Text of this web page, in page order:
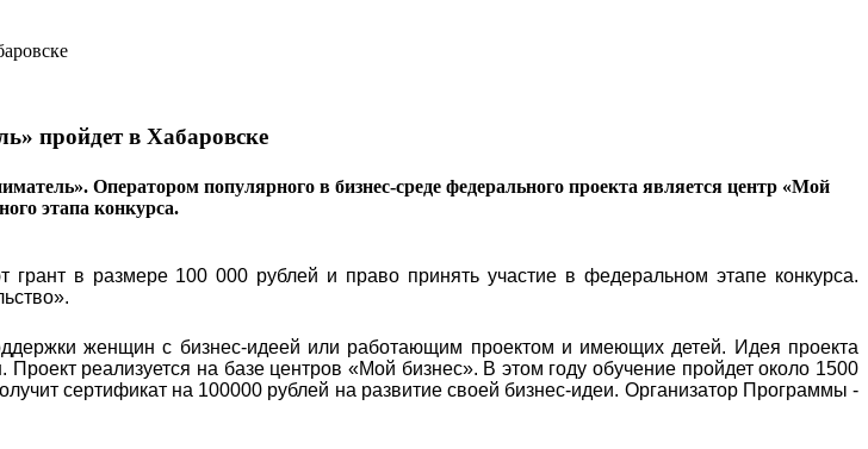
пройдет в Хабаровске
Оператором популярного в бизнес-среде федерального проекта является центр «Мой
этапа конкурса.
в размере 100 000 рублей и право принять участие в федеральном этапе конкурса.
женщин с бизнес-идеей или работающим проектом и имеющих детей. Идея проекта
реализуется на базе центров «Мой бизнес». В этом году обучение пройдет около 1500
сертификат на 100000 рублей на развитие своей бизнес-идеи. Организатор Программы -